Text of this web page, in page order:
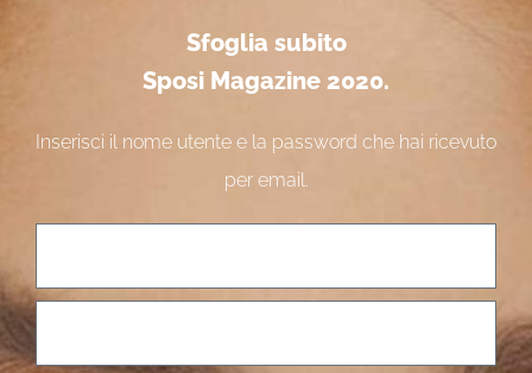
Sfoglia subito
Sposi Magazine 2020.
Inserisci il nome utente e la password che hai ricevuto
per email.